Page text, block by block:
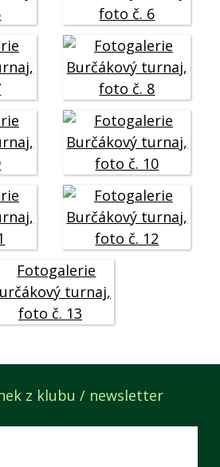
z klubu / newsletter